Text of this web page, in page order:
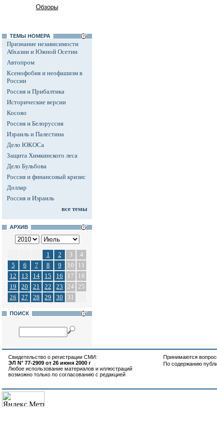
Обзоры
ТЕМЫ НОМЕРА
Признание независимости
Абхазии и Южной Осетии
Автопром
Ксенофобия и неофашизм в
России
Россия и Прибалтика
Исторические версии
Косово
Россия и Белоруссия
Израиль и Палестина
Дело ЮКОСа
Защита Химкинского леса
Дело Бульбова
Россия и финансовый кризис
Доллар
Россия и Израиль
все темы
АРХИВ
1 2 3
4
5
6 7 8 9 10
11
12
13 14 15 16 17
18
19
20 21 22 23 24 25
26
27 28 29 30 31
ПОИСК
Свидетельство о регистрации СМИ:
ЭЛ N° 77-2909 от 26 июня 2000 г
Любое использование материалов и иллюстраций
возможно только по согласованию с редакцией
Принимаются
По содержанию